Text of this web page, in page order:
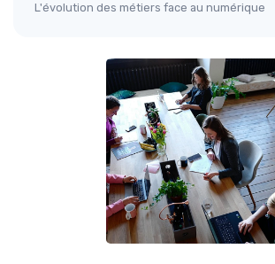
L'évolution des métiers face au numérique